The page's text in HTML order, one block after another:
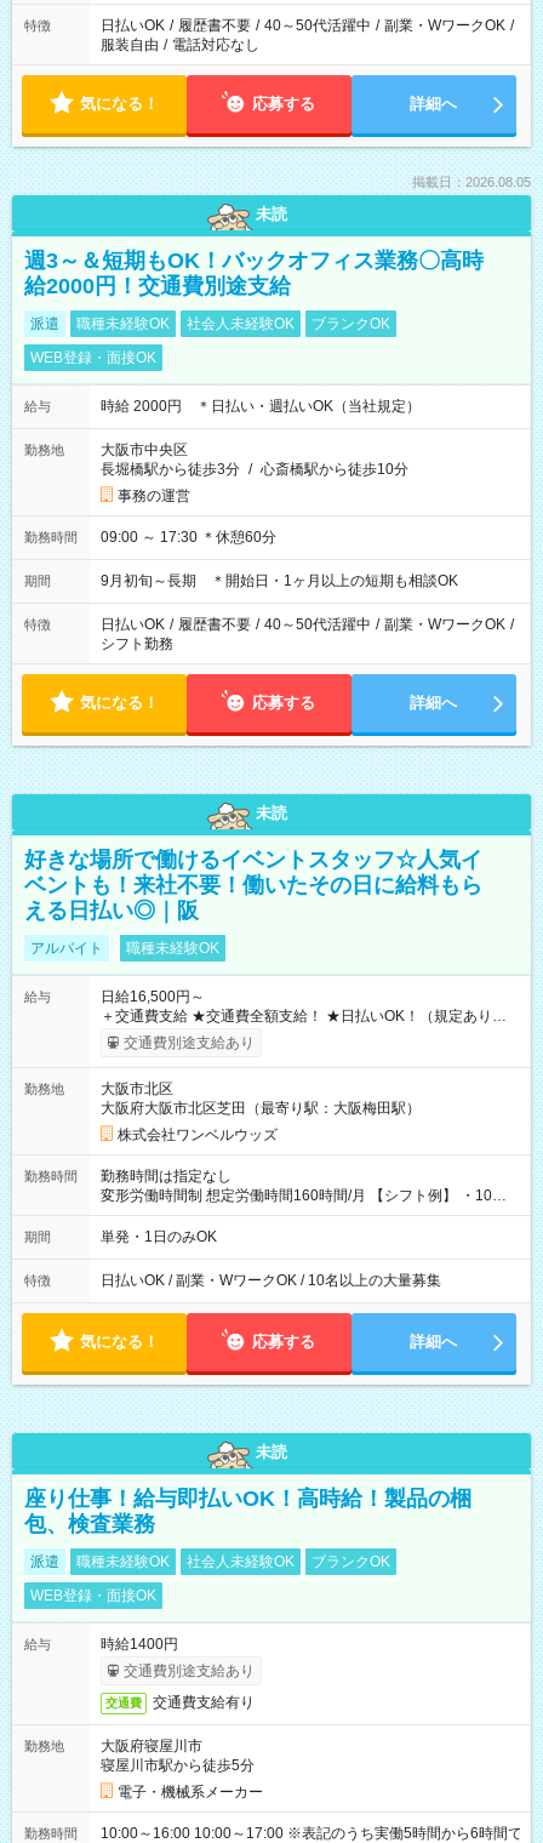
特徴 日払いOK / 履歴書不要 / 40～50代活躍中 / 副業・WワークOK /
服装自由 / 電話対応なし
気になる！ 応募する 詳細へ
掲載日：2026.08.05
未読
週3～＆短期もOK！バックオフィス業務〇高時
給2000円！交通費別途支給
派遣 職種未経験OK 社会人未経験OK
ブランクOK
WEB登録・面接OK
給与 時給 2000円 ＊日払い・週払いOK（当社規定）
勤務地
大阪市中央区
長堀橋駅から徒歩3分 / 心斎橋駅から徒歩10分
事務の運営
勤務時間 09:00 ～ 17:30 ＊休憩60分
期間 9月初旬～長期 ＊開始日・1ヶ月以上の短期も相談OK
特徴 日払いOK / 履歴書不要 / 40～50代活躍中 / 副業・WワークOK /
シフト勤務
気になる！ 応募する 詳細へ
未読
好きな場所で働けるイベントスタッフ☆人気イ
ベントも！来社不要！働いたその日に給料もら
える日払い◎｜阪
アルバイト 職種未経験OK
給与
日給16,500円～
＋交通費支給 ★交通費全額支給！ ★日払いOK！（規定あり） ┗
働いたその日に現金GET♪ お仕事後はコンビニATMから 日払
交通費別途支給あり
勤務地
大阪市北区
大阪府大阪市北区芝田（最寄り駅：大阪梅田駅）
株式会社ワンベルウッズ
勤務時間
勤務時間は指定なし
変形労働時間制 想定労働時間160時間/月 【シフト例】 ・10：
00～20：00
期間 単発・1日のみOK
特徴 日払いOK / 副業・WワークOK / 10名以上の大量募集
気になる！ 応募する 詳細へ
未読
座り仕事！給与即払いOK！高時給！製品の梱
包、検査業務
派遣 職種未経験OK 社会人未経験OK
ブランクOK
WEB登録・面接OK
給与
時給1400円
交通費別途支給あり
交通費 交通費支給有り
勤務地
大阪府寝屋川市
寝屋川市駅から徒歩5分
電子・機械系メーカー
勤務時間
10:00～16:00 10:00～17:00 ※表記のうち実働5時間から6時間で